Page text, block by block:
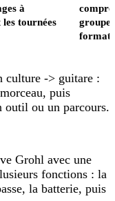
à
tournées
culture -> guitare :
puis
outil ou un parcours.
Grohl avec une
fonctions : la
la batterie, puis